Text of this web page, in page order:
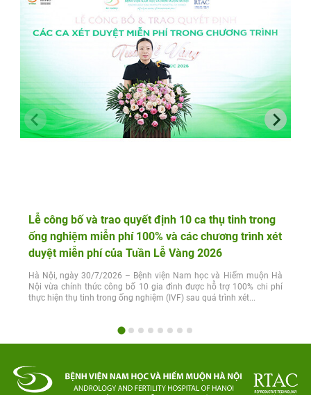
Lễ công bố và trao quyết định 10 ca thụ tinh trong
ống nghiệm miễn phí 100% và các chương trình xét
duyệt miễn phí của Tuần Lễ Vàng 2026
Hà Nội, ngày 30/7/2026 – Bệnh viện Nam học và Hiếm muộn Hà
Nội vừa chính thức công bố 10 gia đình được hỗ trợ 100% chi phí
thực hiện thụ tinh trong ống nghiệm (IVF) sau quá trình xét...